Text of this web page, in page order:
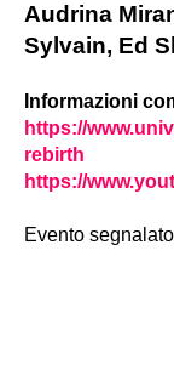
Audrina
Sylvain, Ed
Informazioni
https://
rebirth
https://
Evento